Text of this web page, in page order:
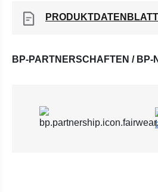
PRODUKTDATENBLATT
BP-PARTNERSCHAFTEN / BP-